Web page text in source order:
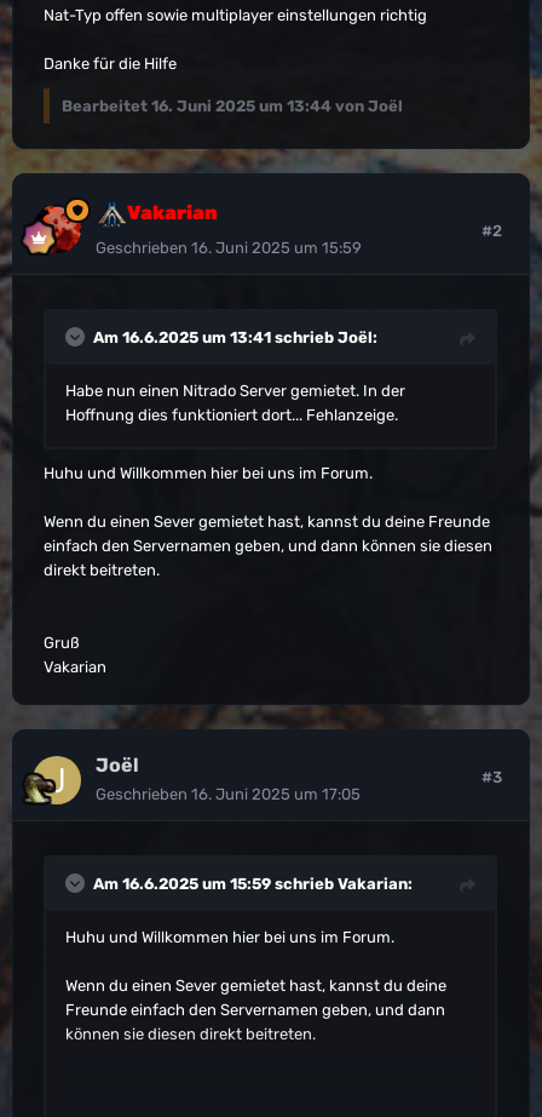
Nat-Typ offen sowie multiplayer einstellungen richtig
Danke für die Hilfe
Bearbeitet 16. Juni 2025 um 13:44 von Joël
Vakarian
Geschrieben 16. Juni 2025 um 15:59
#2
Am 16.6.2025 um 13:41 schrieb Joël:
Habe nun einen Nitrado Server gemietet. In der
Hoffnung dies funktioniert dort... Fehlanzeige.
Huhu und Willkommen hier bei uns im Forum.
Wenn du einen Sever gemietet hast, kannst du deine Freunde
einfach den Servernamen geben, und dann können sie diesen
direkt beitreten.
Gruß
Vakarian
Joël
Geschrieben 16. Juni 2025 um 17:05
#3
Am 16.6.2025 um 15:59 schrieb Vakarian:
Huhu und Willkommen hier bei uns im Forum.
Wenn du einen Sever gemietet hast, kannst du deine
Freunde einfach den Servernamen geben, und dann
können sie diesen direkt beitreten.